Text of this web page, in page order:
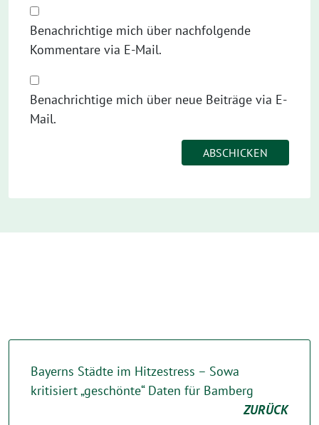
Benachrichtige mich über nachfolgende
Kommentare via E-Mail.
Benachrichtige mich über neue Beiträge via E-
Mail.
Bayerns Städte im Hitzestress – Sowa
kritisiert „geschönte“ Daten für Bamberg
ZURÜCK